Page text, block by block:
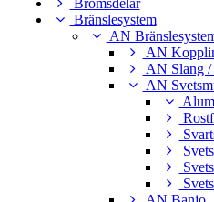
Bränslesystem
AN
AN
AN Slang /
AN